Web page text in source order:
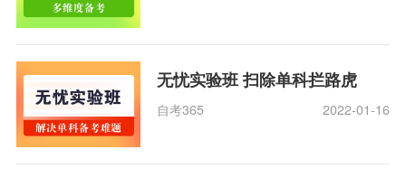
无忧实验班 扫除单科拦路虎
自考365 2022-01-16